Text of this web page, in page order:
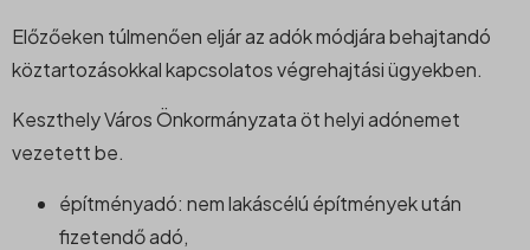
Előzőeken túlmenően eljár az adók módjára behajtandó
köztartozásokkal kapcsolatos végrehajtási ügyekben.
Keszthely Város Önkormányzata öt helyi adónemet
vezetett be.
építményadó: nem lakáscélú építmények után
fizetendő adó,